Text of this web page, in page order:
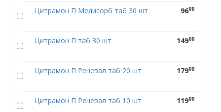
Цитрамон П Медисорб таб 30 шт
9600
Цитрамон П таб 30 шт 14900
Цитрамон П Реневал таб 20 шт 17900
Цитрамон П Реневал таб 10 шт 11900